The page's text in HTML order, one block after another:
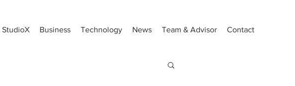
StudioX Business Technology News Team & Advisor Contact